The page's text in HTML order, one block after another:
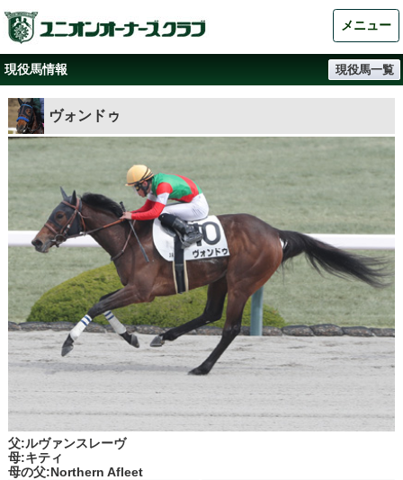
メニュー
現役馬情報 現役馬一覧
ヴォンドゥ
父:ルヴァンスレーヴ
母:キティ
母の父:Northern Afleet